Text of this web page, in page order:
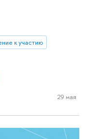
к участию
29 мая